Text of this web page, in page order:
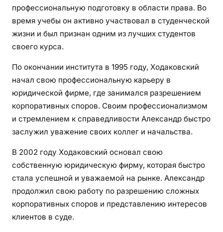
профессиональную подготовку в области права. Во
время учебы он активно участвовал в студенческой
жизни и был признан одним из лучших студентов
своего курса.
По окончании института в 1995 году, Ходаковский
начал свою профессиональную карьеру в
юридической фирме, где занимался разрешением
корпоративных споров. Своим профессионализмом
и стремлением к справедливости Александр быстро
заслужил уважение своих коллег и начальства.
В 2002 году Ходаковский основал свою
собственную юридическую фирму, которая быстро
стала успешной и уважаемой на рынке. Александр
продолжил свою работу по разрешению сложных
корпоративных споров и представлению интересов
клиентов в суде.